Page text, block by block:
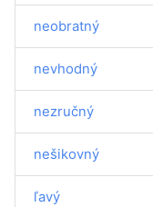
neobratný
nevhodný
nezručný
nešikovný
ľavý